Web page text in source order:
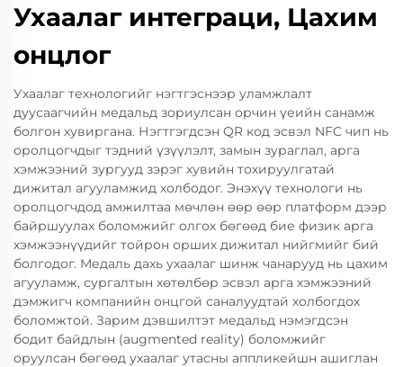
Ухаалаг интеграци, Цахим
онцлог
Ухаалаг технологийг нэгтгэснээр уламжлалт
дуусаагчийн медальд зориулсан орчин үеийн санамж
болгон хувиргана. Нэгтгэгдсэн QR код эсвэл NFC чип нь
оролцогчдыг тэдний үзүүлэлт, замын зураглал, арга
хэмжээний зургууд зэрэг хувийн тохируулгатай
дижитал агууламжид холбодог. Энэхүү технологи нь
оролцогчдод амжилтаа мөчлөн өөр өөр платформ дээр
байршуулах боломжийг олгох бөгөөд бие физик арга
хэмжээнүүдийг тойрон орших дижитал нийгмийг бий
болгодог. Медаль дахь ухаалаг шинж чанарууд нь цахим
агууламж, сургалтын хөтөлбөр эсвэл арга хэмжээний
дэмжигч компанийн онцгой саналуудтай холбогдох
боломжтой. Зарим дэвшилтэт медальд нэмэгдсэн
бодит байдлын (augmented reality) боломжийг
оруулсан бөгөөд ухаалаг утасны аппликейшн ашиглан